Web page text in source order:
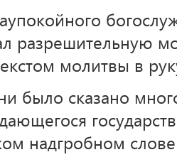
разрешительную
молитвы в
было сказано
надгробном